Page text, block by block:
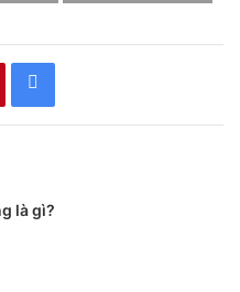
là gì?